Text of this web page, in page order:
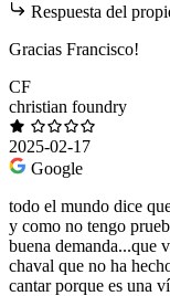
Respuesta del
Gracias Francisco!
CF
christian foundry
2025-02-17
Google
todo el mundo dice
y como no tengo
buena demanda...que
chaval que no ha
cantar porque es una